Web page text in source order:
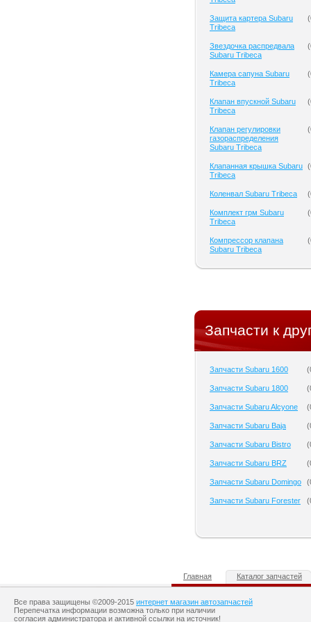
Защита картера Subaru
Tribeca
(
Звездочка распредвала
Subaru Tribeca
(
Камера сапуна Subaru
Tribeca
(
Клапан впускной Subaru
Tribeca
(
Клапан регулировки
газораспределения
Subaru Tribeca
(
Клапанная крышка Subaru
Tribeca
(
Коленвал Subaru Tribeca (
Комплект грм Subaru
Tribeca
(
Компрессор клапана
Subaru Tribeca
(
Запчасти к
Запчасти Subaru 1600 (
Запчасти Subaru 1800 (
Запчасти Subaru Alcyone (
Запчасти Subaru Baja (
Запчасти Subaru Bistro (
Запчасти Subaru BRZ (
Запчасти Subaru Domingo (
Запчасти Subaru Forester (
Главная Каталог запчастей
Все права защищены ©2009-2015 интернет магазин автозапчастей
Перепечатка информации возможна только при наличии
согласия администратора и активной ссылки на источник!